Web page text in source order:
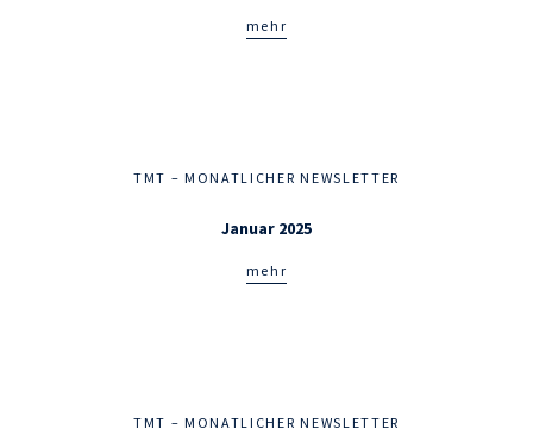
mehr
TMT – MONATLICHER NEWSLETTER
Januar 2025
mehr
TMT – MONATLICHER NEWSLETTER